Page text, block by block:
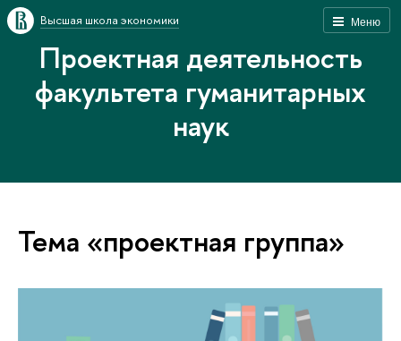
Меню
Высшая школа экономики
Проектная деятельность
факультета гуманитарных
наук
Тема «проектная группа»